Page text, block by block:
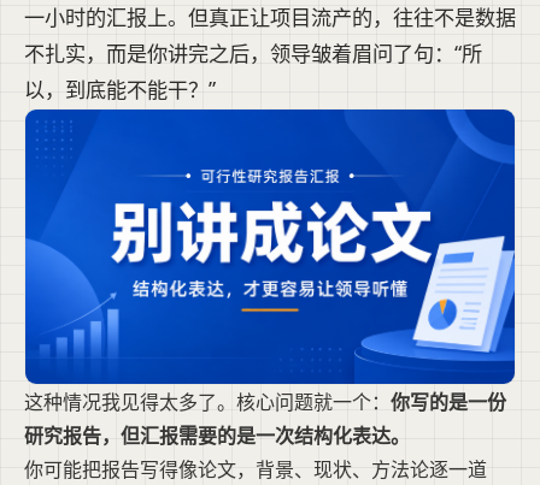
一小时的汇报上。但真正让项目流产的，往往不是数据
不扎实，而是你讲完之后，领导皱着眉问了句：“所
以，到底能不能干？”
这种情况我见得太多了。核心问题就一个： 你写的是一份
研究报告，但汇报需要的是一次结构化表达。
你可能把报告写得像论文，背景、现状、方法论逐一道